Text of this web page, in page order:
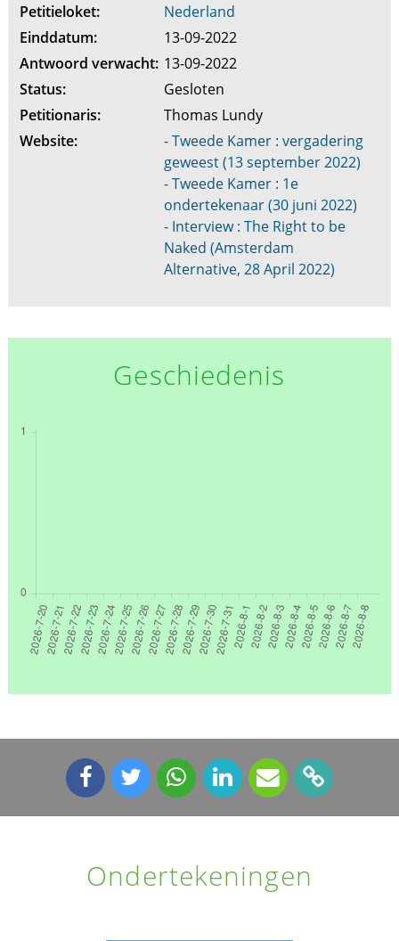
Petitieloket:
Nederland
Einddatum:
13-09-2022
Antwoord verwacht: 13-09-2022
Status:
Gesloten
Petitionaris:
Thomas Lundy
Website:
- Tweede Kamer : vergadering
geweest (13 september 2022)
- Tweede Kamer : 1e
ondertekenaar (30 juni 2022)
- Interview : The Right to be
Naked (Amsterdam
Alternative, 28 April 2022)
Geschiedenis
Ondertekeningen